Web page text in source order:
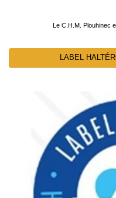
Le C.H.M. Plouhinec
LABEL